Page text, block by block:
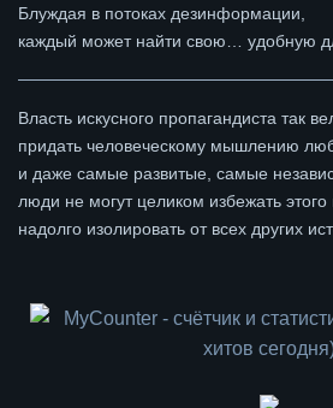
Блуждая в потоках дезинформации,
каждый может найти свою… удобную
Власть искусного пропагандиста так
придать человеческому мышлению
и даже самые развитые, самые
люди не могут целиком избежать
надолго изолировать от всех других